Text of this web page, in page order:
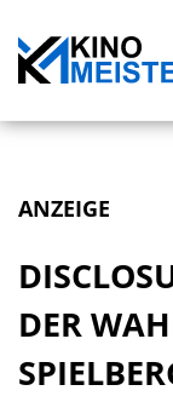
ANZEIGE
DER